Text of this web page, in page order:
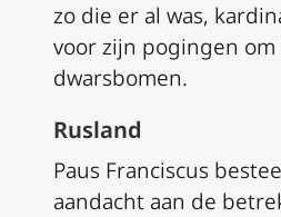
zo die er al was,
voor zijn pogingen om
dwarsbomen.
Rusland
Paus Franciscus
aandacht aan de